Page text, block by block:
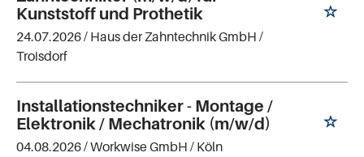
Kunststoff und Prothetik
24.07.2026 / Haus der Zahntechnik GmbH /
Troisdorf
Installationstechniker - Montage /
Elektronik / Mechatronik (m/w/d)
04.08.2026 /Workwise GmbH / Köln